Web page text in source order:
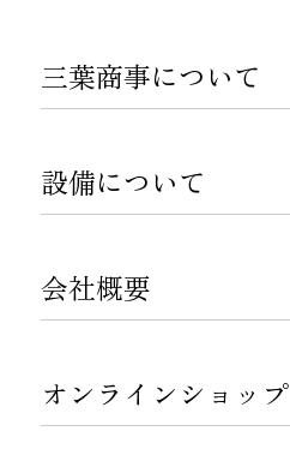
三葉商事について
設備について
会社概要
オンラインショップ